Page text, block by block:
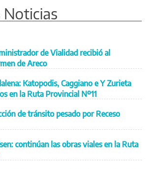
de Vialidad recibió al
de Areco
Katopodis, Caggiano e Y Zurieta
en la Ruta Provincial Nº11
de tránsito pesado por Receso
continúan las obras viales en la Ruta